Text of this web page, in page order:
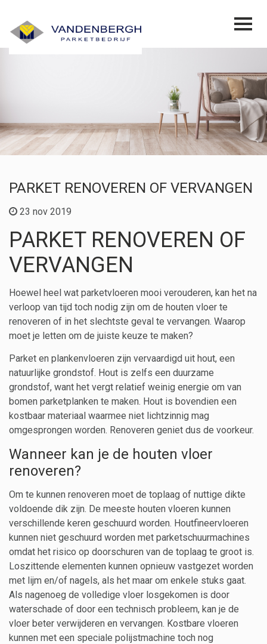
PARKET RENOVEREN OF VERVANGEN
23 nov 2019
PARKET RENOVEREN OF
VERVANGEN
Hoewel heel wat parketvloeren mooi verouderen, kan het na
verloop van tijd toch nodig zijn om de houten vloer te
renoveren of in het slechtste geval te vervangen. Waarop
moet je letten om de juiste keuze te maken?
Parket en plankenvloeren zijn vervaardigd uit hout, een
natuurlijke grondstof. Hout is zelfs een duurzame
grondstof, want het vergt relatief weinig energie om van
bomen parketplanken te maken. Hout is bovendien een
kostbaar materiaal waarmee niet lichtzinnig mag
omgesprongen worden. Renoveren geniet dus de voorkeur.
Wanneer kan je de houten vloer
renoveren?
Om te kunnen renoveren moet de toplaag of nuttige dikte
voldoende dik zijn. De meeste houten vloeren kunnen
verschillende keren geschuurd worden. Houtfineervloeren
kunnen niet geschuurd worden met parketschuurmachines
omdat het risico op doorschuren van de toplaag te groot is.
Loszittende elementen kunnen opnieuw vastgezet worden
met lijm en/of nagels, als het maar om enkele stuks gaat.
Als nagenoeg de volledige vloer losgekomen is door
waterschade of door een technisch probleem, kan je de
vloer beter verwijderen en vervangen. Kostbare vloeren
kunnen met een speciale polijstmachine toch nog